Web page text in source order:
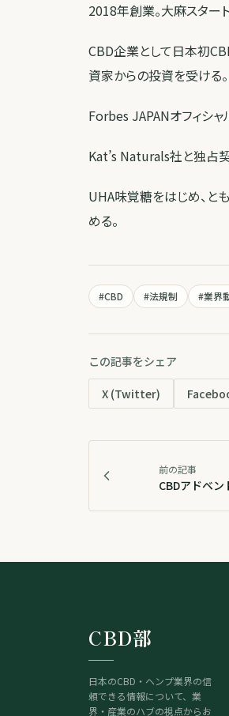
2018年創業。大麻スタート
CBD企業として日本初
資家からの投資を受ける。
Forbes JAPANオフィシャ
Kat’s Naturals社と独占
UHA味覚糖をはじめ、と
める。
#CBD #法規制 #業界
この記事をシェア
X (Twitter)
前の記事
CBDアドベン
CBD部
日本のCBD・ヘンプ業界の信
頼できる情報について、業
界・産業のハブの視点からお